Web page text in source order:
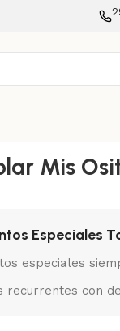
Mis
Especiales
especiales
recurrentes con